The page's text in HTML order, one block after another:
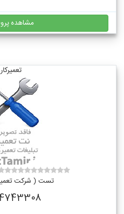
مشاهده
تعمیرکار
تست ( شرکت